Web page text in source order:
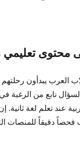
محتوى
العرب يبدأون
نابع من الرغبة
عند تعلم لغة ثانية.
فحصاً دقيقاً للمنصات